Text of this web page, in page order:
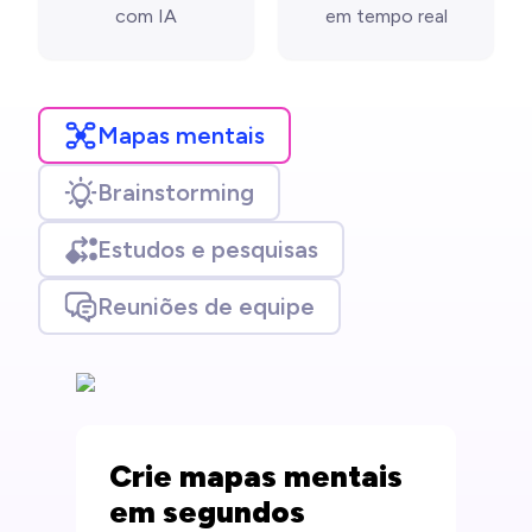
com IA
em tempo real
Mapas mentais
Brainstorming
Estudos e pesquisas
Reuniões de equipe
Crie mapas mentais
em segundos